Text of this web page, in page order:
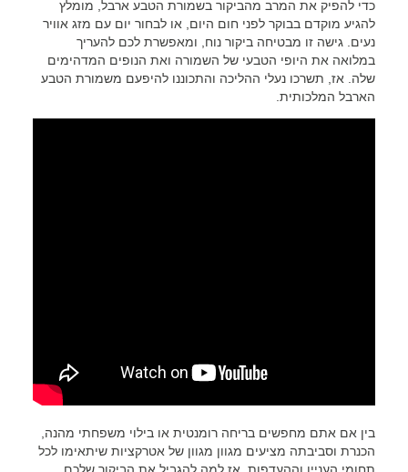
כדי להפיק את המרב מהביקור בשמורת הטבע ארבל, מומלץ
להגיע מוקדם בבוקר לפני חום היום, או לבחור יום עם מזג אוויר
נעים. גישה זו מבטיחה ביקור נוח, ומאפשרת לכם להעריך
במלואה את היופי הטבעי של השמורה ואת הנופים המדהימים
שלה. אז, תשרכו נעלי ההליכה והתכוננו להיפעם משמורת הטבע
הארבל המלכותית.
בין אם אתם מחפשים בריחה רומנטית או בילוי משפחתי מהנה,
הכנרת וסביבתה מציעים מגוון מגוון של אטרקציות שיתאימו לכל
תחומי העניין וההעדפות. אז למה להגביל את הביקור שלכם